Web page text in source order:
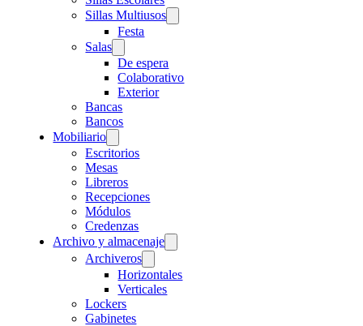
Sillas Multiusos
Festa
Salas
De espera
Colaborativo
Exterior
Bancas
Bancos
Mobiliario
Escritorios
Mesas
Libreros
Recepciones
Módulos
Credenzas
Archivo y almacenaje
Archiveros
Horizontales
Verticales
Lockers
Gabinetes